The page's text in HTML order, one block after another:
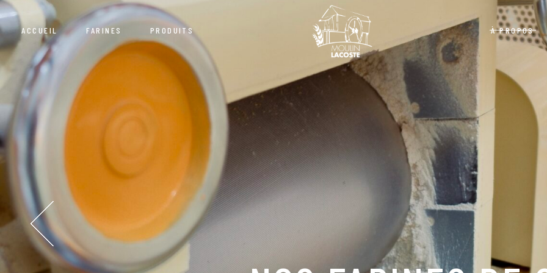
ACCUEIL FARINES PRODUITS
Mélanges et Autres
Équipe
Moulins
Politique de confidentialité
Grains
Mélanges et Autres
À PROPOS
Moulins
Grains
Mélanges et Autres
Politique de confidentialité
Grains
Mélanges et
Équipe